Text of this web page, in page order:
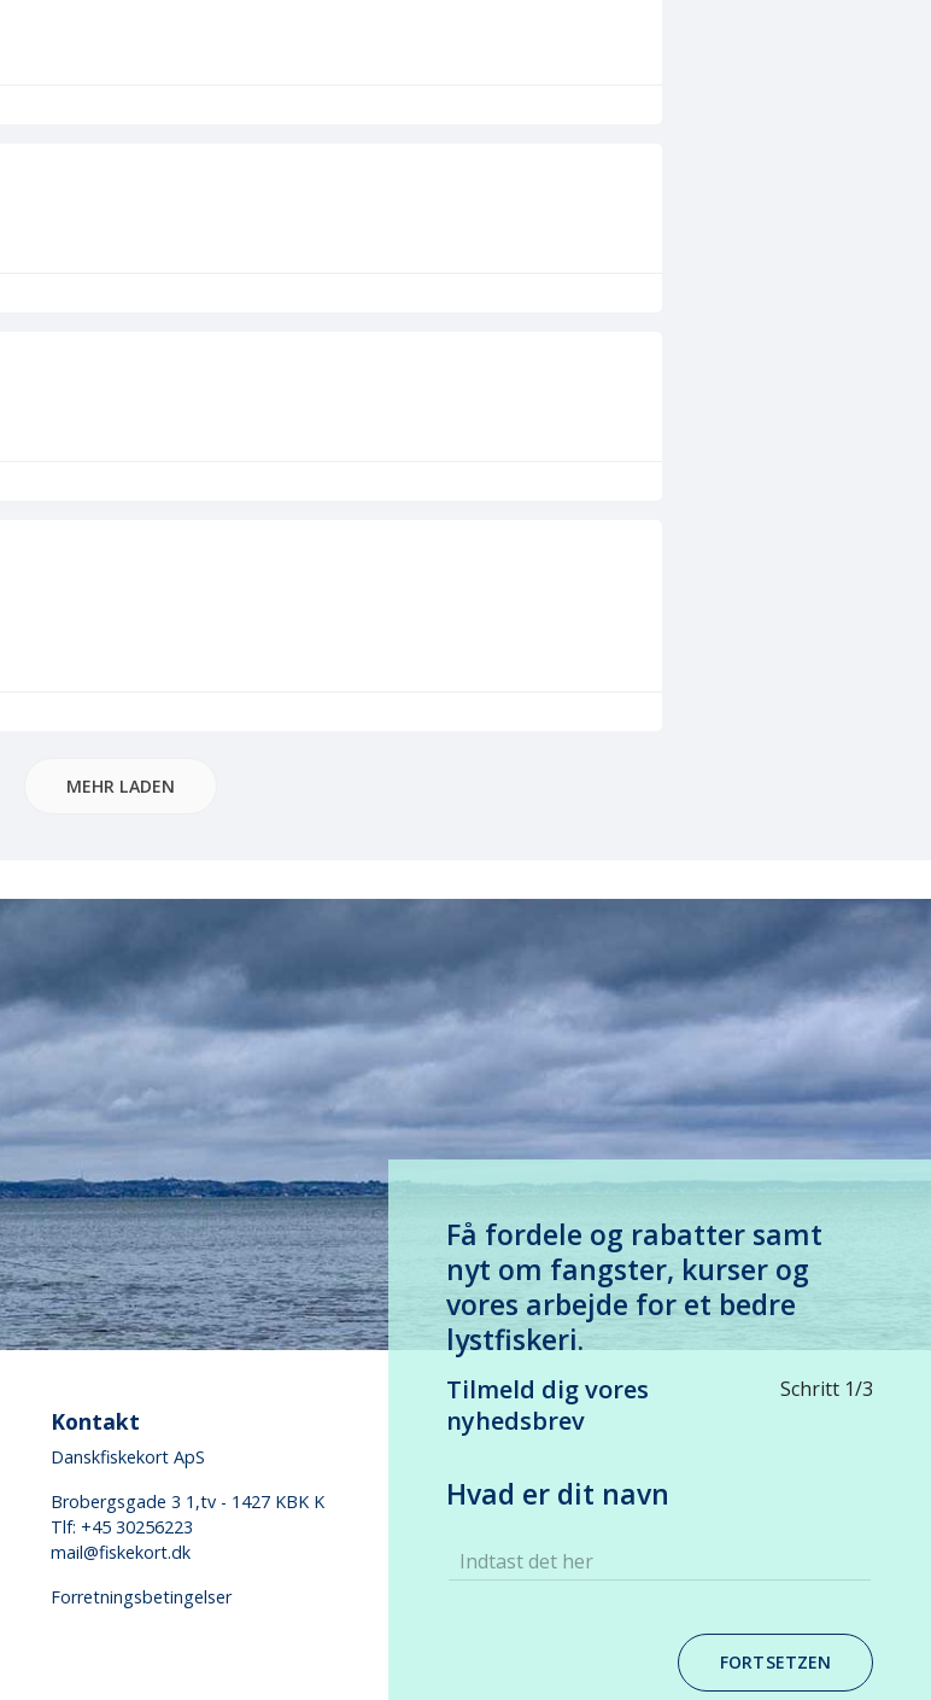
MEHR LADEN
Få fordele og rabatter samt
nyt om fangster, kurser og
vores arbejde for et bedre
lystfiskeri.
Tilmeld dig vores
nyhedsbrev
Schritt 1/3
Hvad er dit navn
Indtast det her
FORTSETZEN
Kontakt
Danskfiskekort ApS
Brobergsgade 3 1,tv - 1427 KBK K
Tlf: +45 30256223
mail@fiskekort.dk
Forretningsbetingelser